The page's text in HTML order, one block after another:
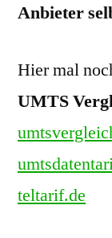
Anbieter
Hier mal
UMTS
teltarif.de